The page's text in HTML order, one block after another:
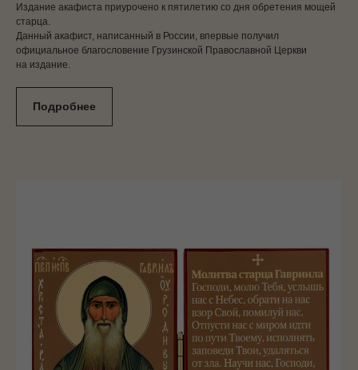
Издание акафиста приурочено к пятилетию со дня обретения мощей
старца.
Данный акафист, написанный в России, впервые получил
официальное благословение Грузинской Православной Церкви
на издание.
Подробнее